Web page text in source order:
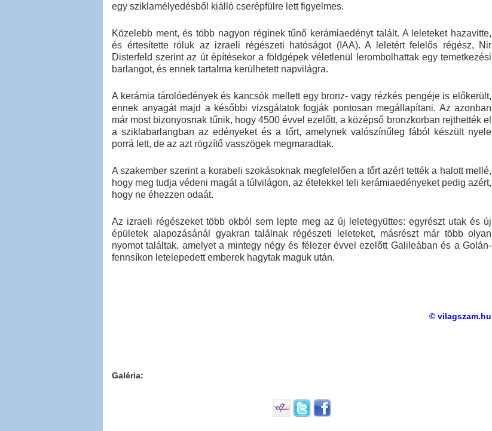
egy sziklamélyedésből kiálló cserépfülre lett figyelmes.
Közelebb ment, és több nagyon réginek tűnő kerámiaedényt talált. A leleteket hazavitte,
és értesítette róluk az izraeli régészeti hatóságot (IAA). A leletért felelős régész, Nir
Disterfeld szerint az út építésekor a földgépek véletlenül lerombolhattak egy temetkezési
barlangot, és ennek tartalma kerülhetett napvilágra.
A kerámia tárolóedények és kancsók mellett egy bronz- vagy rézkés pengéje is előkerült,
ennek anyagát majd a későbbi vizsgálatok fogják pontosan megállapítani. Az azonban
már most bizonyosnak tűnik, hogy 4500 évvel ezelőtt, a középső bronzkorban rejthették el
a sziklabarlangban az edényeket és a tőrt, amelynek valószínűleg fából készült nyele
porrá lett, de az azt rögzítő vasszögek megmaradtak.
A szakember szerint a korabeli szokásoknak megfelelően a tőrt azért tették a halott mellé,
hogy meg tudja védeni magát a túlvilágon, az ételekkel teli kerámiaedényeket pedig azért,
hogy ne éhezzen odaát.
Az izraeli régészeket több okból sem lepte meg az új leletegyüttes: egyrészt utak és új
épületek alapozásánál gyakran találnak régészeti leleteket, másrészt már több olyan
nyomot találtak, amelyet a mintegy négy és félezer évvel ezelőtt Galileában és a Golán-
fennsíkon letelepedett emberek hagytak maguk után.
© vilagszam.hu
Galéria: